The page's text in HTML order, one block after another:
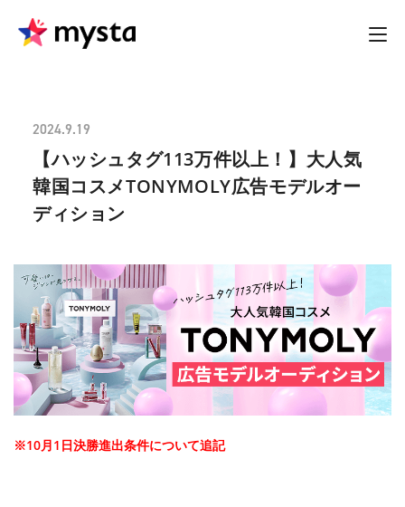
2024.9.19
【ハッシュタグ113万件以上！】大人気
韓国コスメTONYMOLY広告モデルオー
ディション
※10月1日決勝進出条件について追記